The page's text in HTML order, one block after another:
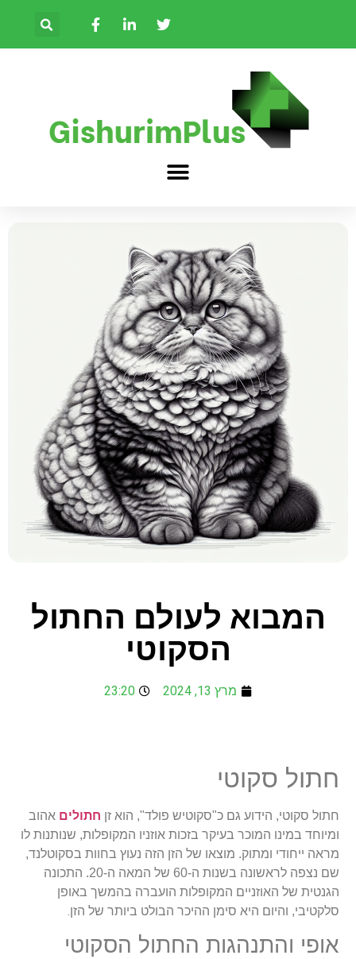
המבוא לעולם החתול
הסקוטי
מרץ 13, 2024 23:20
חתול סקוטי
חתול סקוטי, הידוע גם כ"סקוטיש פולד", הוא זן חתולים אהוב
ומיוחד במינו המוכר בעיקר בזכות אוזניו המקופלות, שנותנות לו
מראה ייחודי ומתוק. מוצאו של הזן הזה נעוץ בחוות בסקוטלנד,
שם נצפה לראשונה בשנות ה-60 של המאה ה-20. התכונה
הגנטית של האוזניים המקופלות הועברה בהמשך באופן
סלקטיבי, והיום היא סימן ההיכר הבולט ביותר של הזן.
אופי והתנהגות החתול הסקוטי